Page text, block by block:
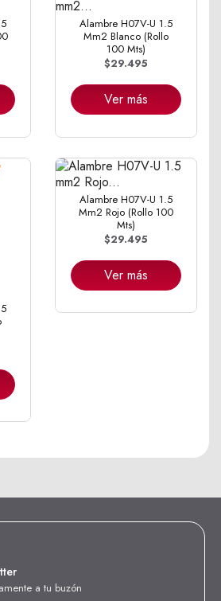
Alambre H07V-U 1.5
Mm2 Blanco (Rollo
100 Mts)
$29.495
Ver más
Alambre H07V-U 1.5
Mm2 Rojo (Rollo 100
Mts)
$29.495
Ver más
a tu buzón